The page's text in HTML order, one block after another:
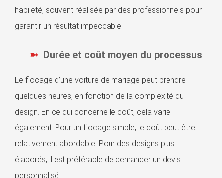
habileté, souvent réalisée par des professionnels pour
garantir un résultat impeccable.
Durée et coût moyen du processus
Le flocage d’une voiture de mariage peut prendre
quelques heures, en fonction de la complexité du
design. En ce qui concerne le coût, cela varie
également. Pour un flocage simple, le coût peut être
relativement abordable. Pour des designs plus
élaborés, il est préférable de demander un devis
personnalisé.